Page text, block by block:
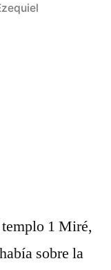
1 Miré,
sobre la